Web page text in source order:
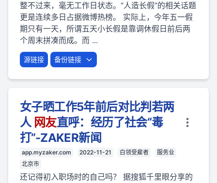
整不过来，毫无工作日状态。“人造长假”的相关话题
更是连续多日占据微博热榜。 实际上，今年五一假
期只有一天，所谓五天小长假是靠调休假日前后两
个周末拼凑而成。而 ...
源链接 备份链接
女子晒工作5年前后对比判若两
人 网友直呼：经历了社会“毒
打”-ZAKER新闻
app.myzaker.com 2022-11-21 白领受雇者
服务业
北京市
还记得初入职场时的自己吗？ 据搜狐千里眼分享的